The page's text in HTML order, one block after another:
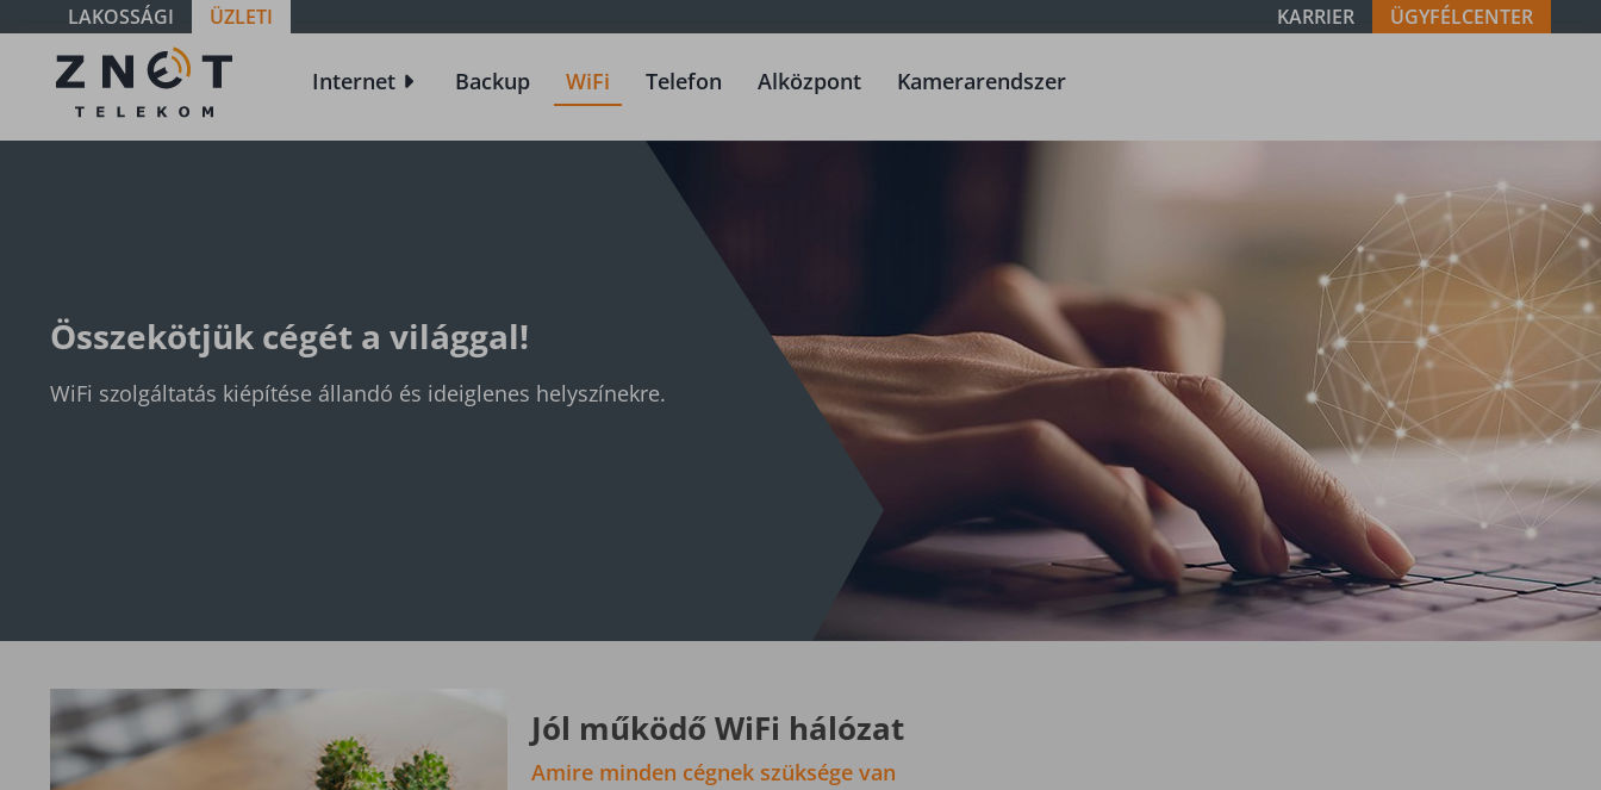
LAKOSSÁGI ÜZLETI KARRIER ÜGYFÉLCENTER
WiFi
Internet Backup WiFi Telefon Alközpont Kamerarendszer
Összekötjük cégét a világgal!
WiFi szolgáltatás kiépítése állandó és ideiglenes helyszínekre.
Jól működő WiFi hálózat
Amire minden cégnek szüksége van